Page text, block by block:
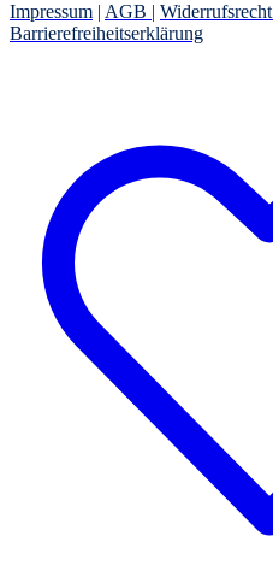
Impressum | AGB | Widerrufsrecht
Barrierefreiheitserklärung